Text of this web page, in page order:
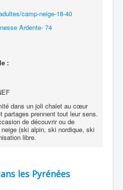
camp-neige-18-40
Ardente- 74
:
dans un joli chalet au cœur
partages prennent tout leur sens.
de découvrir ou de
(ski alpin, ski nordique, ski
libre.
les Pyrénées